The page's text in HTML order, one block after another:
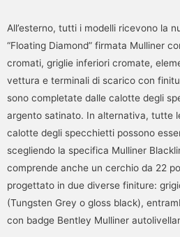
All’esterno, tutti i modelli ricevono la
“Floating Diamond” firmata Mulliner
cromati, griglie inferiori cromate,
vettura e terminali di scarico con
sono completate dalle calotte degli
argento satinato. In alternativa, tutte
calotte degli specchietti possono
scegliendo la specifica Mulliner
comprende anche un cerchio da 22
progettato in due diverse finiture:
(Tungsten Grey o gloss black),
con badge Bentley Mulliner